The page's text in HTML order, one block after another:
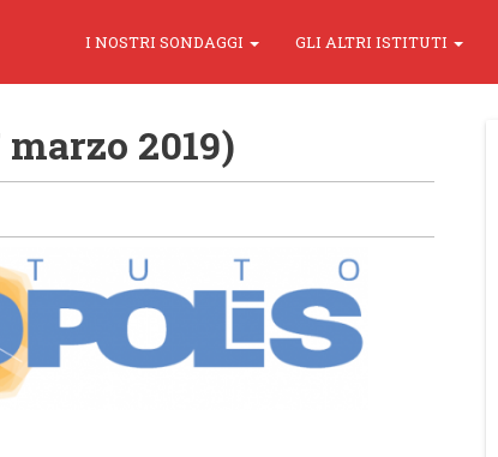
I NOSTRI SONDAGGI GLI ALTRI ISTITUTI
2019)